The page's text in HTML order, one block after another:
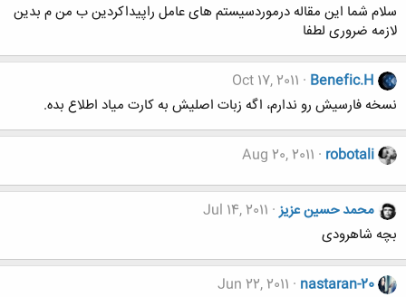
سلام شما این مقاله درموردسیستم های عامل راپیداکردین ب من م بدین
لازمه ضروری لطفا
Benefic.H
Oct 17, 2011
نسخه فارسیش رو ندارم، اگه زبات اصلیش به کارت میاد اطلاع بده.
robotali
Aug 20, 2011
محمد حسین عزیز Jul 14, 2011
بچه شاهرودی
nastaran-20
Jun 22, 2011